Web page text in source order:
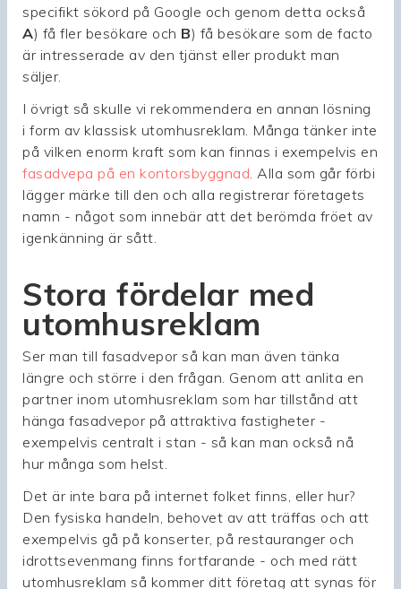
specifikt sökord på Google och genom detta också
A) få fler besökare och B) få besökare som de facto
är intresserade av den tjänst eller produkt man
säljer.
I övrigt så skulle vi rekommendera en annan lösning
i form av klassisk utomhusreklam. Många tänker inte
på vilken enorm kraft som kan finnas i exempelvis en
fasadvepa på en kontorsbyggnad . Alla som går förbi
lägger märke till den och alla registrerar företagets
namn - något som innebär att det berömda fröet av
igenkänning är sått.
Stora fördelar med
utomhusreklam
Ser man till fasadvepor så kan man även tänka
längre och större i den frågan. Genom att anlita en
partner inom utomhusreklam som har tillstånd att
hänga fasadvepor på attraktiva fastigheter -
exempelvis centralt i stan - så kan man också nå
hur många som helst.
Det är inte bara på internet folket finns, eller hur?
Den fysiska handeln, behovet av att träffas och att
exempelvis gå på konserter, på restauranger och
idrottsevenmang finns fortfarande - och med rätt
utomhusreklam så kommer ditt företag att synas för